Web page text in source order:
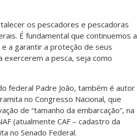
os pescadores e pescadoras
É fundamental que continuemos a
a garantir a proteção de seus
a pesca, seja como
federal Padre João, também é autor
no Congresso Nacional, que
de “tamanho da embarcação”, na
(atualmente CAF – cadastro da
no Senado Federal.